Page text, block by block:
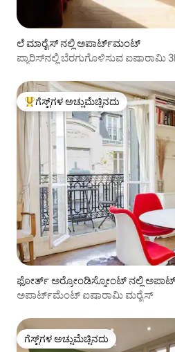
ಲೆ ಮಾರೈಸ್ ನಲ್ಲಿ ಅಪಾರ್ಟ್‌ಮಂಟ್
ಪ್ಯಾರಿಸ್‌ನಲ್ಲಿ ಬೆರಗುಗೊಳಿಸುವ ಐಷಾರಾಮಿ
ಗೆಸ್ಟ್‌ಗಳಿಗೆ ಅತಿ ಹೆಚ್ಚು ಅಚ್ಚುಮೆಚ್ಚಿನದು
ಗೆಸ್ಟ್‌ಗಳ ಅಚ್ಚುಮೆಚ್ಚಿನದು
ಫೋರ್ತ್ ಅರ್ರೋಂಡಿಸ್ಮೋಂಟ್ ನಲ್ಲಿ
ಅಪಾರ್ಟ್‌ಮೆಂಟ್ ಐಷಾರಾಮಿ ಮರೈಸ್
ಗೆಸ್ಟ್‌ಗಳ ಅಚ್ಚುಮೆಚ್ಚಿನದು
ಗೆಸ್ಟ್‌ಗಳ ಅಚ್ಚುಮೆಚ್ಚಿನದು